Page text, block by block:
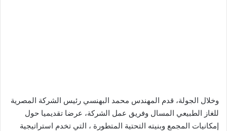
وخلال الجولة، قدم المهندس محمد البهنسي رئيس الشركة المصرية
للغاز الطبيعي المسال وفريق عمل الشركة، عرضا تقديميا حول
إمكانيات المجمع وبنيته التحتية المتطورة ، التي تخدم استراتيجية